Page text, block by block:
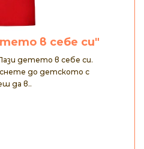
в себе си"
детето в себе си.
до детското с
да в..